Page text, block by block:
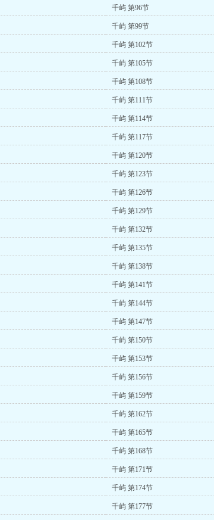
千屿 第96节
千屿 第99节
千屿 第102节
千屿 第105节
千屿 第108节
千屿 第111节
千屿 第114节
千屿 第117节
千屿 第120节
千屿 第123节
千屿 第126节
千屿 第129节
千屿 第132节
千屿 第135节
千屿 第138节
千屿 第141节
千屿 第144节
千屿 第147节
千屿 第150节
千屿 第153节
千屿 第156节
千屿 第159节
千屿 第162节
千屿 第165节
千屿 第168节
千屿 第171节
千屿 第174节
千屿 第177节